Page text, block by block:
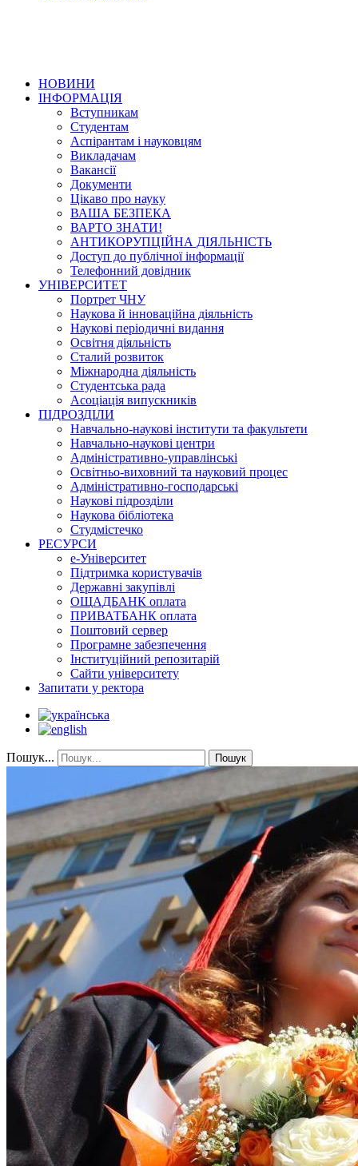
НОВИНИ
ІНФОРМАЦІЯ
Вступникам
Студентам
Аспірантам і науковцям
Викладачам
Вакансії
Документи
Цікаво про науку
ВАША БЕЗПЕКА
ВАРТО ЗНАТИ!
АНТИКОРУПЦІЙНА ДІЯЛЬНІСТЬ
Доступ до публічної інформації
Телефонний довідник
УНІВЕРСИТЕТ
Портрет ЧНУ
Наукова й інноваційна діяльність
Наукові періодичні видання
Освітня діяльність
Сталий розвиток
Міжнародна діяльність
Студентська рада
Асоціація випускників
ПІДРОЗДІЛИ
Навчально-наукові інститути та факультети
Навчально-наукові центри
Адміністративно-управлінські
Освітньо-виховний та науковий процес
Адміністративно-господарські
Наукові підрозділи
Наукова бібліотека
Студмістечко
РЕСУРСИ
е-Університет
Підтримка користувачів
Державні закупівлі
ОЩАДБАНК оплата
ПРИВАТБАНК оплата
Поштовий сервер
Програмне забезпечення
Інституційний репозитарій
Сайти університету
Запитати у ректора
Пошук... Пошук